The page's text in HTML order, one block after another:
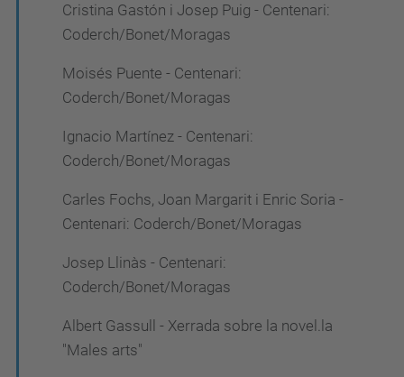
Cristina Gastón i Josep Puig - Centenari:
Coderch/Bonet/Moragas
Moisés Puente - Centenari:
Coderch/Bonet/Moragas
Ignacio Martínez - Centenari:
Coderch/Bonet/Moragas
Carles Fochs, Joan Margarit i Enric Soria -
Centenari: Coderch/Bonet/Moragas
Josep Llinàs - Centenari:
Coderch/Bonet/Moragas
Albert Gassull - Xerrada sobre la novel.la
"Males arts"